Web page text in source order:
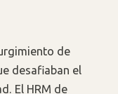
de
desafiaban el
El HRM de